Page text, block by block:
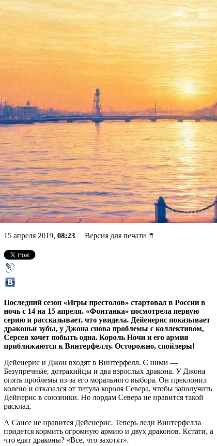
Джон Сноу теперь все знает.
Что случилось в первой
серии заключительного
сезона «Игры престолов»
15 апреля 2019, 08:23 Версия для печати
Последний сезон «Игры престолов» стартовал в России в
ночь с 14 на 15 апреля. «Фонтанка» посмотрела первую
серию и рассказывает, что увидела. Дейенерис показывает
драконьи зубы, у Джона снова проблемы с коллективом,
Серсея хочет побыть одна. Король Ночи и его армия
приближаются к Винтерфеллу. Осторожно, спойлеры!
Дейенерис и Джон входят в Винтерфелл. С ними —
Безупречные, дотракийцы и два взрослых дракона. У Джона
опять проблемы из-за его морального выбора. Он преклонил
колено и отказался от титула короля Севера, чтобы заполучить
Дейнерис в союзники. Но лордам Севера не нравится такой
расклад.
А Сансе не нравится Дейенерис. Теперь леди Винтерфелла
придется кормить огромную армию и двух драконов. Кстати, а
что едят драконы? «Все, что захотят».